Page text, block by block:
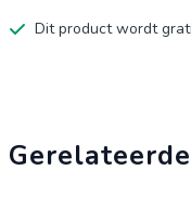
Dit product wordt